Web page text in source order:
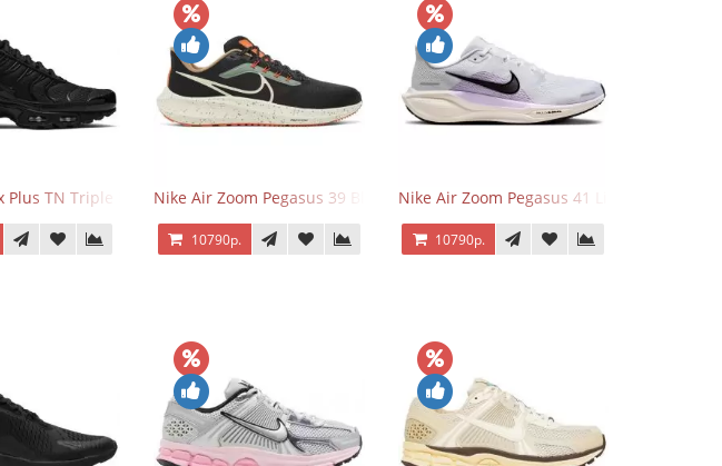
Plus TN Triple BlackNike Air Zoom Pegasus 39 Black White Orange
10790р.
Nike Air Zoom Pegasus 41 Lilac Bloom
10790р.